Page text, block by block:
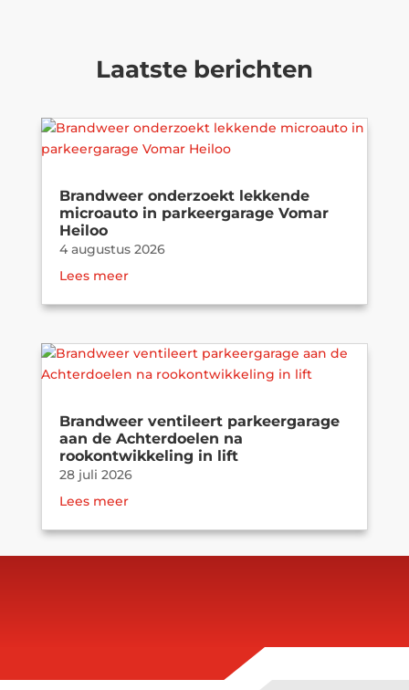
Laatste berichten
Brandweer onderzoekt lekkende
microauto in parkeergarage Vomar
Heiloo
4 augustus 2026
Lees meer
Brandweer ventileert parkeergarage
aan de Achterdoelen na
rookontwikkeling in lift
28 juli 2026
Lees meer
Brand in parkeergarage zorgt voor
ontruiming van kantoorgebouw in
Amsterdam